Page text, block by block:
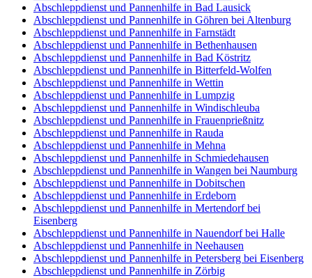
Abschleppdienst und Pannenhilfe in Bad Lausick
Abschleppdienst und Pannenhilfe in Göhren bei Altenburg
Abschleppdienst und Pannenhilfe in Farnstädt
Abschleppdienst und Pannenhilfe in Bethenhausen
Abschleppdienst und Pannenhilfe in Bad Köstritz
Abschleppdienst und Pannenhilfe in Bitterfeld-Wolfen
Abschleppdienst und Pannenhilfe in Wettin
Abschleppdienst und Pannenhilfe in Lumpzig
Abschleppdienst und Pannenhilfe in Windischleuba
Abschleppdienst und Pannenhilfe in Frauenprießnitz
Abschleppdienst und Pannenhilfe in Rauda
Abschleppdienst und Pannenhilfe in Mehna
Abschleppdienst und Pannenhilfe in Schmiedehausen
Abschleppdienst und Pannenhilfe in Wangen bei Naumburg
Abschleppdienst und Pannenhilfe in Dobitschen
Abschleppdienst und Pannenhilfe in Erdeborn
Abschleppdienst und Pannenhilfe in Mertendorf bei
Eisenberg
Abschleppdienst und Pannenhilfe in Nauendorf bei Halle
Abschleppdienst und Pannenhilfe in Neehausen
Abschleppdienst und Pannenhilfe in Petersberg bei Eisenberg
Abschleppdienst und Pannenhilfe in Zörbig